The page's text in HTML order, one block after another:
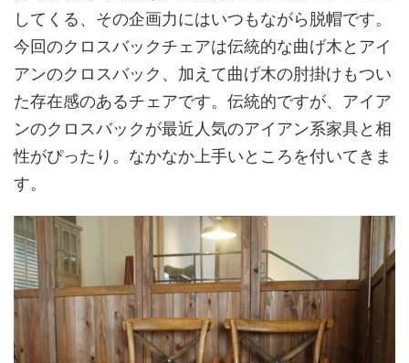
してくる、その企画力にはいつもながら脱帽です。
今回のクロスバックチェアは伝統的な曲げ木とアイ
アンのクロスバック、加えて曲げ木の肘掛けもつい
た存在感のあるチェアです。伝統的ですが、アイア
ンのクロスバックが最近人気のアイアン系家具と相
性がぴったり。なかなか上手いところを付いてきま
す。